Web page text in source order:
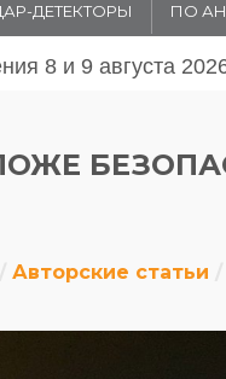
ДЕТЕКТОРЫ ПО
31 июля и 1
Авторские статьи